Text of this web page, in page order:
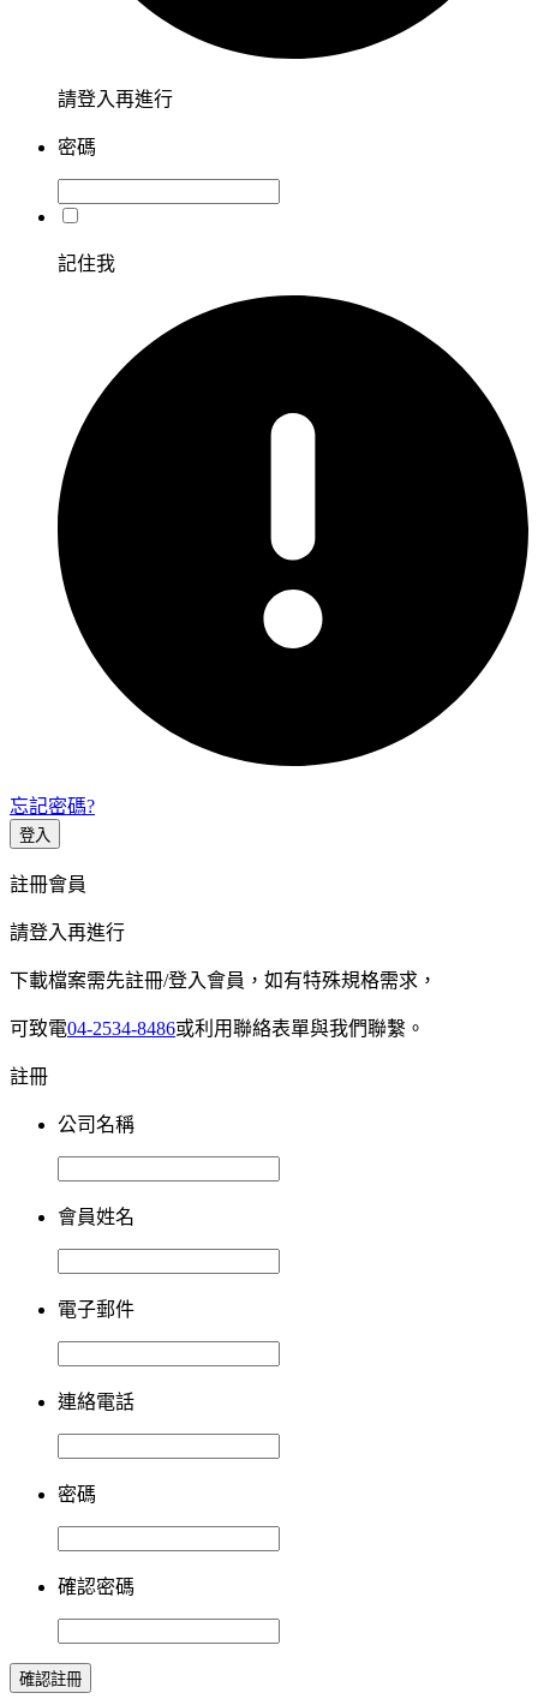
請登入再進行
密碼
記住我
忘記密碼?
登入
註冊會員
請登入再進行
下載檔案需先註冊/登入會員，如有特殊規格需求，
可致電04-2534-8486或利用聯絡表單與我們聯繫。
註冊
公司名稱
會員姓名
電子郵件
連絡電話
密碼
確認密碼
確認註冊